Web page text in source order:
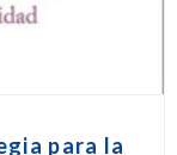
para la